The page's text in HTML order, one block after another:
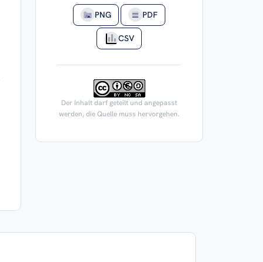
PNG PDF
CSV
Der Inhalt darf geteilt und angepasst
werden, die Quelle muss hervorgehen.